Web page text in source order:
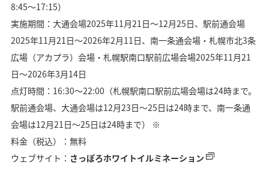
8:45〜17:15）
実施期間：大通会場2025年11月21日〜12月25日、駅前通会場
2025年11月21日〜2026年2月11日、南一条通会場・札幌市北3条
広場（アカプラ）会場・札幌駅南口駅前広場会場2025年11月21
日〜2026年3月14日
点灯時間：16:30〜22:00（札幌駅南口駅前広場会場は24時まで。
駅前通会場、大通会場は12月23日〜25日は24時まで、南一条通
会場は12月21日〜25日は24時まで） ※
料金（税込）：無料
ウェブサイト： さっぽろホワイトイルミネーション